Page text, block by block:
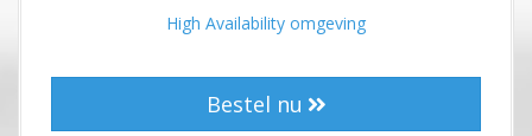
High Availability omgeving
Bestel nu